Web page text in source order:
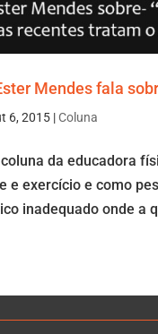
Mendes fala
6, 2015 |Coluna
da educadora
e exercício e como
inadequado onde a